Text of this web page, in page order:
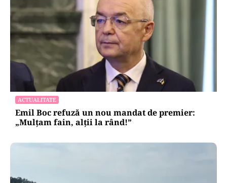
ACTUALITATE
Emil Boc refuză un nou mandat de premier:
„Mulțam fain, alții la rând!”